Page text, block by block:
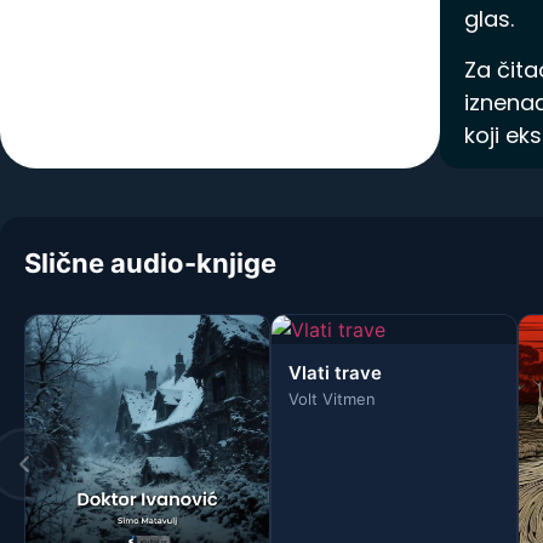
glas.
Za
koji
Slične audio-knjige
Vlati trave
Volt Vitmen